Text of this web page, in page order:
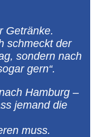
Getränke.
schmeckt der
sondern nach
gern“.
Hamburg –
jemand die
muss.